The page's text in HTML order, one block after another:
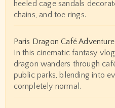
heeled cage sandals
chains, and toe rings.
Paris Dragon Café Adventure
In this cinematic fantasy
dragon wanders through
public parks, blending into
completely normal.